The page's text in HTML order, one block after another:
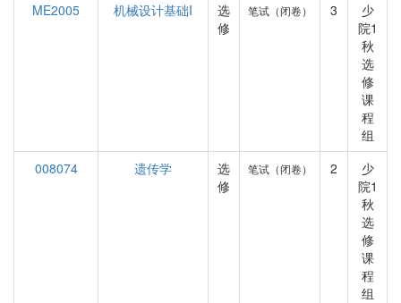
ME2005
机械设计基础I
选
修
笔试（闭卷） 3
少
院1
秋
选
修
课
程
组
008074
遗传学
选
修
笔试（闭卷） 2
少
院1
秋
选
修
课
程
组